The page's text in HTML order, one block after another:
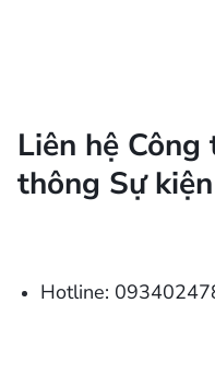
Liên hệ
thông Sự
Hotline: